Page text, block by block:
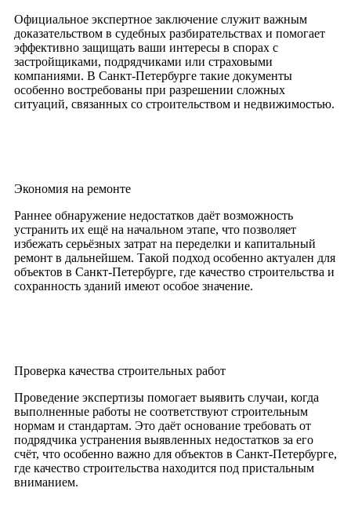
Официальное экспертное заключение служит важным
доказательством в судебных разбирательствах и помогает
эффективно защищать ваши интересы в спорах с
застройщиками, подрядчиками или страховыми
компаниями. В Санкт-Петербурге такие документы
особенно востребованы при разрешении сложных
ситуаций, связанных со строительством и недвижимостью.
Экономия на ремонте
Раннее обнаружение недостатков даёт возможность
устранить их ещё на начальном этапе, что позволяет
избежать серьёзных затрат на переделки и капитальный
ремонт в дальнейшем. Такой подход особенно актуален для
объектов в Санкт-Петербурге, где качество строительства и
сохранность зданий имеют особое значение.
Проверка качества строительных работ
Проведение экспертизы помогает выявить случаи, когда
выполненные работы не соответствуют строительным
нормам и стандартам. Это даёт основание требовать от
подрядчика устранения выявленных недостатков за его
счёт, что особенно важно для объектов в Санкт-Петербурге,
где качество строительства находится под пристальным
вниманием.